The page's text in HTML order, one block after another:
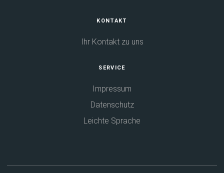
KONTAKT
Ihr Kontakt zu uns
SERVICE
Impressum
Datenschutz
Leichte Sprache